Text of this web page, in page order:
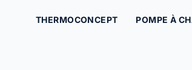
THERMOCONCEPT POMPE À